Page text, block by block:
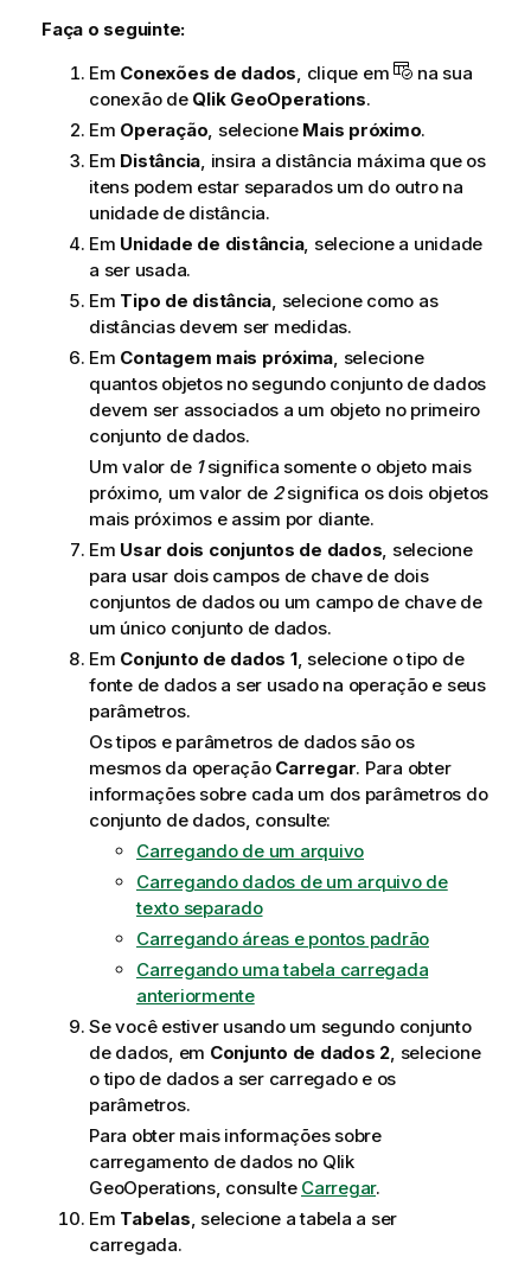
Faça o seguinte:
Em Conexões de dados, clique em
na sua
conexão de Qlik GeoOperations.
Em Operação, selecione Mais próximo.
Em Distância, insira a distância máxima que os
itens podem estar separados um do outro na
unidade de distância.
Em Unidade de distância, selecione a unidade
a ser usada.
Em Tipo de distância, selecione como as
distâncias devem ser medidas.
Em Contagem mais próxima, selecione
quantos objetos no segundo conjunto de dados
devem ser associados a um objeto no primeiro
conjunto de dados.
Um valor de 1significa somente o objeto mais
próximo, um valor de 2significa os dois objetos
mais próximos e assim por diante.
Em Usar dois conjuntos de dados, selecione
para usar dois campos de chave de dois
conjuntos de dados ou um campo de chave de
um único conjunto de dados.
Em Conjunto de dados 1, selecione o tipo de
fonte de dados a ser usado na operação e seus
parâmetros.
Os tipos e parâmetros de dados são os
mesmos da operação Carregar. Para obter
informações sobre cada um dos parâmetros do
conjunto de dados, consulte:
Carregando de um arquivo
Carregando dados de um arquivo de
texto separado
Carregando áreas e pontos padrão
Carregando uma tabela carregada
anteriormente
Se você estiver usando um segundo conjunto
de dados, em Conjunto de dados 2, selecione
o tipo de dados a ser carregado e os
parâmetros.
Para obter mais informações sobre
carregamento de dados no Qlik
GeoOperations, consulte Carregar.
Em Tabelas, selecione a tabela a ser
carregada.